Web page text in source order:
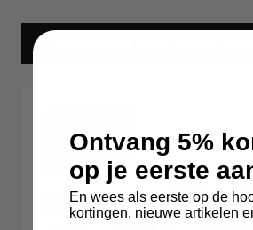
Ontvang 5%
op je eerste
En wees als eerste op de
kortingen, nieuwe artikelen